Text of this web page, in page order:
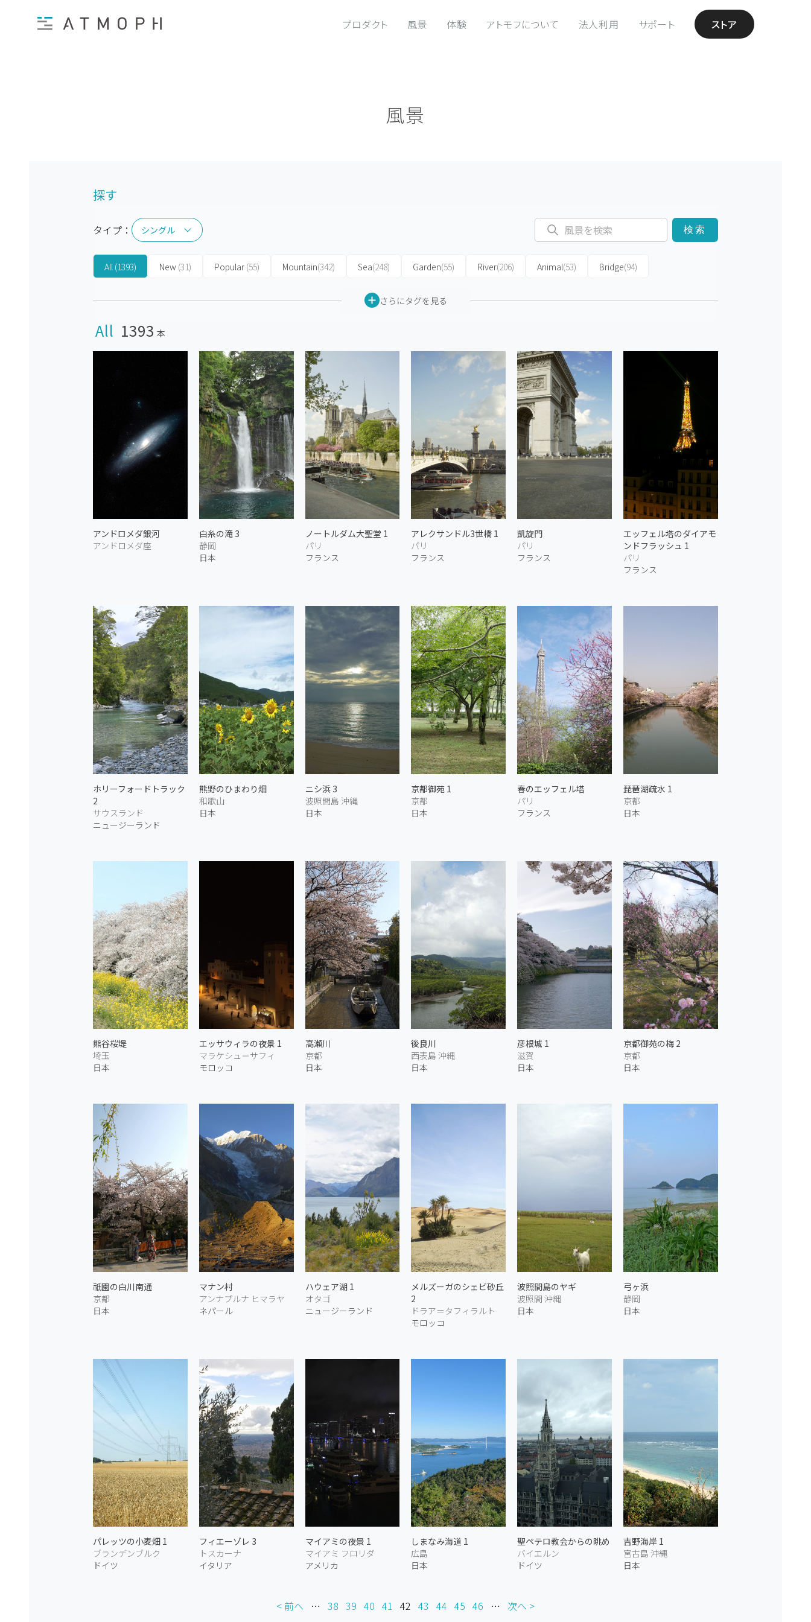
プロダクト 風景 体験 アトモフについて 法人利用 サポート ストア
風景
探す
タイプ： シングル
シングル 検索
All (1393) New (31) Popular (55) Mountain(342) Sea(248) Garden(55) River(206) Animal(53) Bridge(94)
さらにタグを見る
All 1393 本
アンドロメダ銀河
アンドロメダ座
白糸の滝 3
静岡
日本
ノートルダム大聖堂 1
パリ
フランス
アレクサンドル3世橋 1
パリ
フランス
凱旋門
パリ
フランス
エッフェル塔のダイアモ
ンドフラッシュ 1
パリ
フランス
ホリーフォードトラック
2
サウスランド
ニュージーランド
熊野のひまわり畑
和歌山
日本
ニシ浜 3
波照間島 沖縄
日本
京都御苑 1
京都
日本
春のエッフェル塔
パリ
フランス
琵琶湖疏水 1
京都
日本
熊谷桜堤
埼玉
日本
エッサウィラの夜景 1
マラケシュ＝サフィ
モロッコ
高瀬川
京都
日本
後良川
西表島 沖縄
日本
彦根城 1
滋賀
日本
京都御苑の梅 2
京都
日本
祇園の白川南通
京都
日本
マナン村
アンナプルナ ヒマラヤ
ネパール
ハウェア湖 1
オタゴ
ニュージーランド
メルズーガのシェビ砂丘
2
ドラア＝タフィラルト
モロッコ
波照間島のヤギ
波照間 沖縄
日本
弓ヶ浜
静岡
日本
パレッツの小麦畑 1
ブランデンブルク
ドイツ
フィエーゾレ 3
トスカーナ
イタリア
マイアミの夜景 1
マイアミ フロリダ
アメリカ
しまなみ海道 1
広島
日本
聖ペテロ教会からの眺め
バイエルン
ドイツ
吉野海岸 1
宮古島 沖縄
日本
< 前へ … 38 39 40 41 42 43 44 45 46 … 次へ >